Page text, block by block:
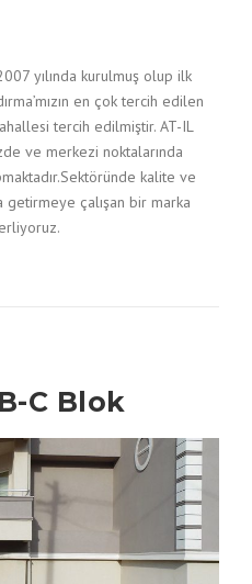
yılında kurulmuş olup ilk
en çok tercih edilen
tercih edilmiştir. AT-IL
ve merkezi noktalarında
kalite ve
çalışan bir marka
C Blok